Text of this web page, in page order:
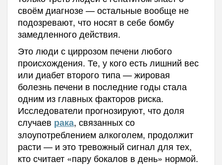
своём диагнозе — остальные вообще не
подозревают, что носят в себе бомбу
замедленного действия.
Это люди с циррозом печени любого
происхождения. Те, у кого есть лишний вес
или диабет второго типа — жировая
болезнь печени в последние годы стала
одним из главных факторов риска.
Исследователи прогнозируют, что доля
случаев рака, связанных со
злоупотреблением алкоголем, продолжит
расти — и это тревожный сигнал для тех,
кто считает «пару бокалов в день» нормой.